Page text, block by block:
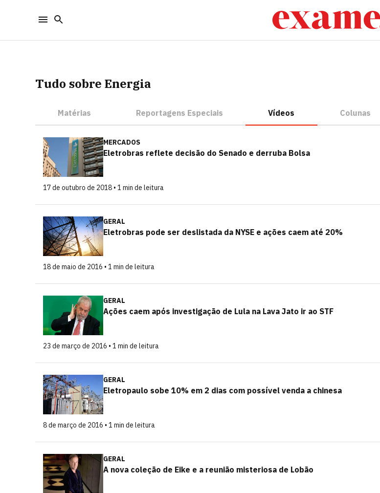
Tudo sobre Energia
Matérias Reportagens Especiais Vídeos Colunas
MERCADOS
Eletrobras reflete decisão do Senado e derruba Bolsa
17 de outubro de 2018 • 1 min de leitura
GERAL
Eletrobras pode ser deslistada da NYSE e ações caem até 20%
18 de maio de 2016 • 1 min de leitura
GERAL
Ações caem após investigação de Lula na Lava Jato ir ao STF
23 de março de 2016 • 1 min de leitura
GERAL
Eletropaulo sobe 10% em 2 dias com possível venda a chinesa
8 de março de 2016 • 1 min de leitura
GERAL
A nova coleção de Eike e a reunião misteriosa de Lobão